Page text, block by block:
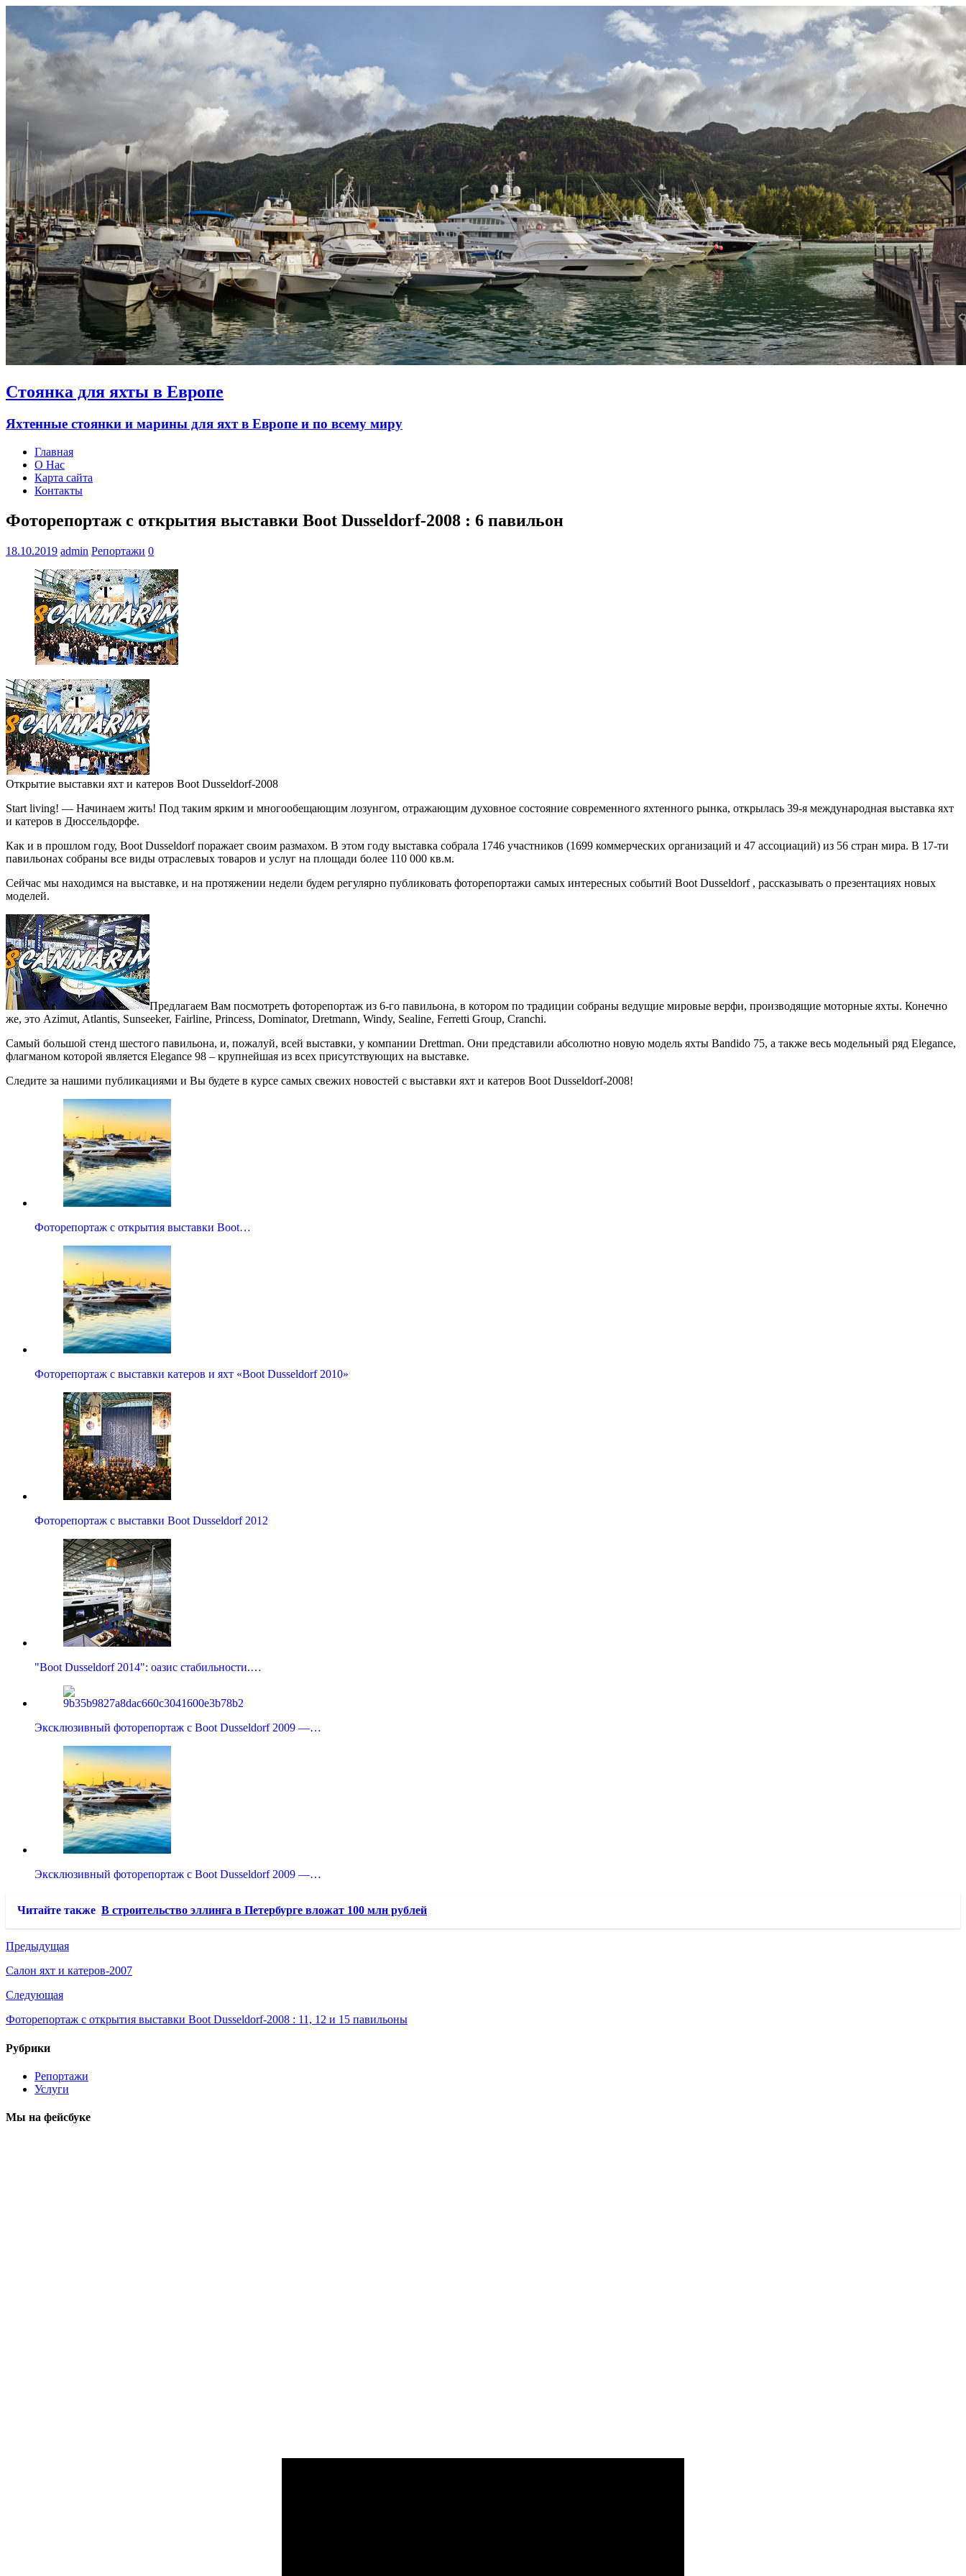
Стоянка для яхты в Европе
Яхтенные стоянки и марины для яхт в Европе и по всему миру
Главная
О Нас
Карта сайта
Контакты
Фоторепортаж с открытия выставки Boot Dusseldorf-2008 : 6 павильон
18.10.2019 admin Репортажи 0
Открытие выставки яхт и катеров Boot Dusseldorf-2008
Start living! — Начинаем жить! Под таким ярким и многообещающим лозунгом, отражающим духовное состояние современного яхтенного рынка, открылась 39-я международная выставка яхт
и катеров в Дюссельдорфе.
Как и в прошлом году, Boot Dusseldorf поражает своим размахом. В этом году выставка собрала 1746 участников (1699 коммерческих организаций и 47 ассоциаций) из 56 стран мира. В 17-ти
павильонах собраны все виды отраслевых товаров и услуг на площади более 110 000 кв.м.
Сейчас мы находимся на выставке, и на протяжении недели будем регулярно публиковать фоторепортажи самых интересных событий Boot Dusseldorf , рассказывать о презентациях новых
моделей.
Предлагаем Вам посмотреть фоторепортаж из 6-го павильона, в котором по традиции собраны ведущие мировые верфи, производящие моторные яхты. Конечно
же, это Azimut, Atlantis, Sunseeker, Fairline, Princess, Dominator, Dretmann, Windy, Sealine, Ferretti Group, Cranchi.
Самый большой стенд шестого павильона, и, пожалуй, всей выставки, у компании Drettman. Они представили абсолютно новую модель яхты Bandido 75, а также весь модельный ряд Elegance,
флагманом которой является Elegance 98 – крупнейшая из всех присутствующих на выставке.
Следите за нашими публикациями и Вы будете в курсе самых свежих новостей с выставки яхт и катеров Boot Dusseldorf-2008!
Фоторепортаж с открытия выставки Boot…
Фоторепортаж с выставки катеров и яхт «Boot Dusseldorf 2010»
Фоторепортаж с выставки Boot Dusseldorf 2012
"Boot Dusseldorf 2014": оазис стабильности.…
Эксклюзивный фоторепортаж с Boot Dusseldorf 2009 —…
Эксклюзивный фоторепортаж с Boot Dusseldorf 2009 —…
Читайте также В строительство эллинга в Петербурге вложат 100 млн рублей
Предыдущая
Салон яхт и катеров-2007
Следующая
Фоторепортаж с открытия выставки Boot Dusseldorf-2008 : 11, 12 и 15 павильоны
Рубрики
Репортажи
Услуги
Мы на фейсбуке